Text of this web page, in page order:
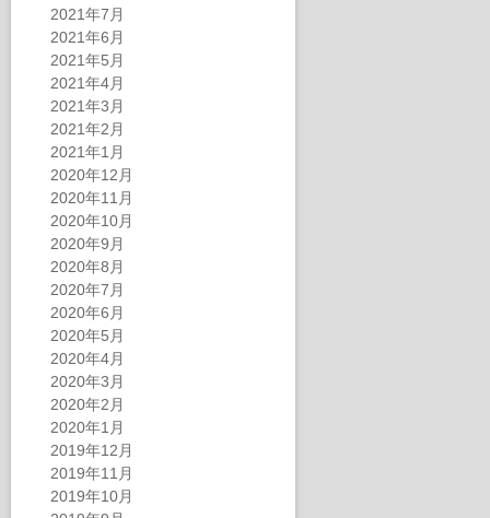
2021年7月
2021年6月
2021年5月
2021年4月
2021年3月
2021年2月
2021年1月
2020年12月
2020年11月
2020年10月
2020年9月
2020年8月
2020年7月
2020年6月
2020年5月
2020年4月
2020年3月
2020年2月
2020年1月
2019年12月
2019年11月
2019年10月